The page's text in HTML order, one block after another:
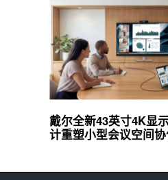
戴尔全新43英寸4K显
计重塑小型会议空间